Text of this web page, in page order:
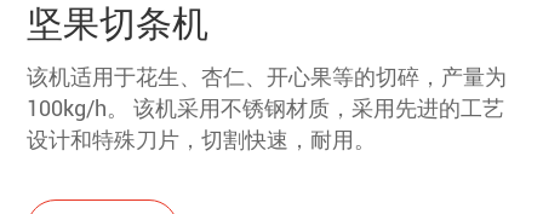
坚果切条机
该机适用于花生、杏仁、开心果等的切碎，产量为
100kg/h。 该机采用不锈钢材质，采用先进的工艺
设计和特殊刀片，切割快速，耐用。